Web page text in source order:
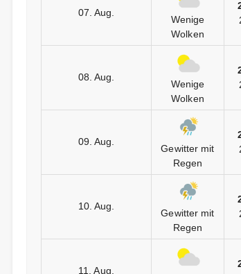
07. Aug.
Wenige
Wolken
08. Aug.
Wenige
Wolken
09. Aug.
Gewitter mit
Regen
10. Aug.
Gewitter mit
Regen
11. Aug.